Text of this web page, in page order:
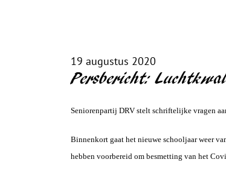
19 augustus 2020
Persbericht:
Seniorenpartij DRV stelt schriftelijke vragen
Binnenkort gaat het nieuwe schooljaar weer
hebben voorbereid om besmetting van het